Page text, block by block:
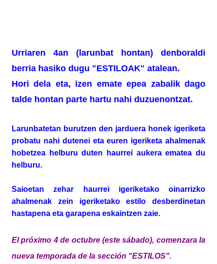
Urriaren 4an (larunbat hontan) denboraldi
berria hasiko dugu "ESTILOAK" atalean.
Hori dela eta, izen emate epea zabalik dago
talde hontan parte hartu nahi duzuenontzat.
Larunbatetan burutzen den jarduera honek igeriketa
probatu nahi dutenei eta euren igeriketa ahalmenak
hobetzea helburu duten haurrei aukera ematea du
helburu.
Saioetan zehar haurrei igeriketako oinarrizko
ahalmenak zein igeriketako estilo desberdinetan
hastapena eta garapena eskaintzen zaie.
El próximo 4 de octubre (este sábado), comenzara la
nueva temporada de la sección "ESTILOS".